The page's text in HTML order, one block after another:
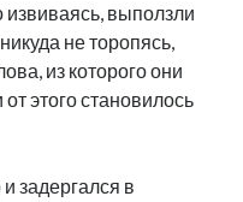
выползли
не торопясь,
из которого они
этого становилось
задергался в